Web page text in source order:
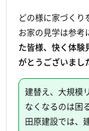
どの様に家づくり
お家の見学は参考
た皆様、快く体験
がとうございまし
建替え、大規模
なくなるのは困
田原建設では、